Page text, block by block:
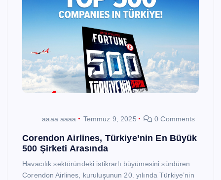
aaaa aaaa Temmuz 9, 2025 0 Comments
Corendon Airlines, Türkiye’nin En Büyük
500 Şirketi Arasında
Havacılık sektöründeki istikrarlı büyümesini sürdüren
Corendon Airlines, kuruluşunun 20. yılında Türkiye’nin